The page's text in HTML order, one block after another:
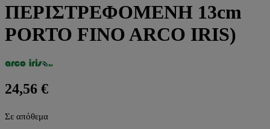
ΠΕΡΙΣΤΡΕΦΟΜΕΝΗ 13cm
PORTO FINO ARCO IRIS)
24,56 €
Σε απόθεμα